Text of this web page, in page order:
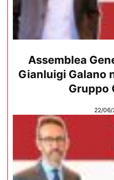
Assemblea
Gianluigi Galano
Gruppo
22/06/